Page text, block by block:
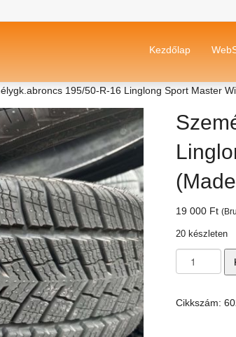
Kezdőlap
195/50-R-16 Linglong Sport Master
19 000 Ft
20 készleten
195/50-
16
Cikkszám: